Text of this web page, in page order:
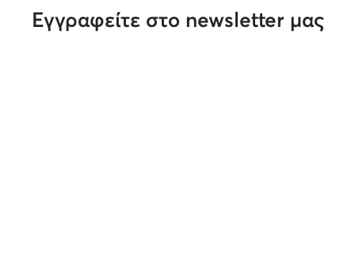
Εγγραφείτε στο newsletter μας